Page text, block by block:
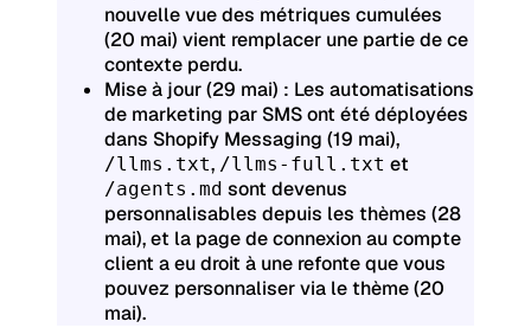
nouvelle vue des métriques cumulées
(20 mai) vient remplacer une partie de ce
contexte perdu.
Mise à jour (29 mai) : Les automatisations
de marketing par SMS ont été déployées
dans Shopify Messaging (19 mai),
/llms.txt, /llms-full.txt et
/agents.md sont devenus
personnalisables depuis les thèmes (28
mai), et la page de connexion au compte
client a eu droit à une refonte que vous
pouvez personnaliser via le thème (20
mai).